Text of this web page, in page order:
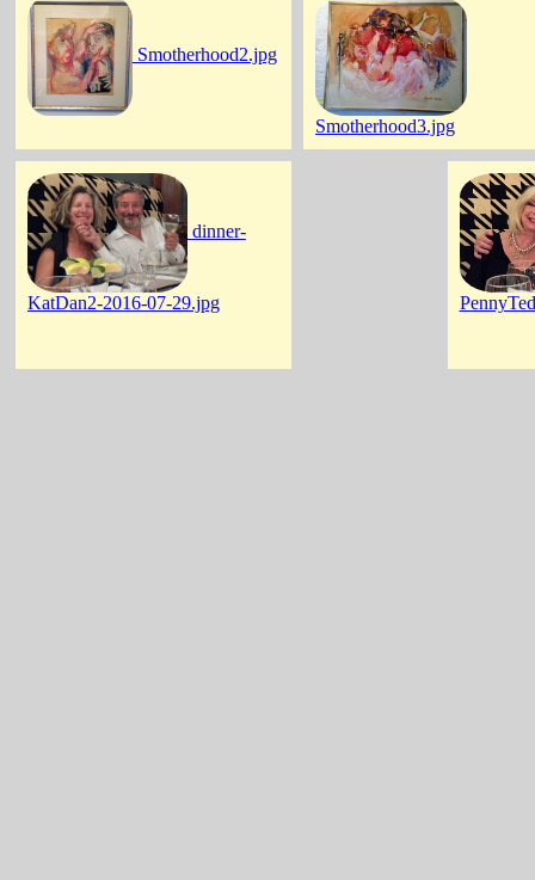
Smotherhood2.jpg
Smotherhood3.jpg
dinner-
KatDan2-2016-07-29.jpg